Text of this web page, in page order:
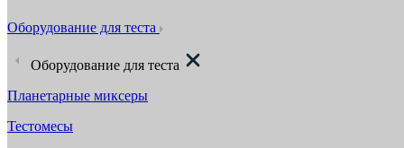
Оборудование для теста
Оборудование для теста
Планетарные миксеры
Тестомесы